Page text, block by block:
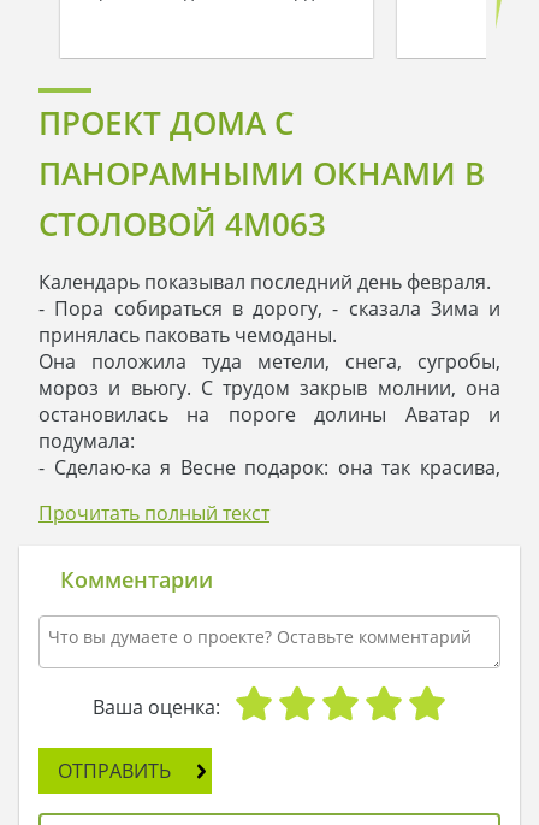
ПРОЕКТ ДОМА С
ПАНОРАМНЫМИ ОКНАМИ В
СТОЛОВОЙ 4M063
Календарь показывал последний день февраля.
- Пора собираться в дорогу, - сказала Зима и
принялась паковать чемоданы.
Она положила туда метели, снега, сугробы,
мороз и вьюгу. С трудом закрыв молнии, она
остановилась на пороге долины Аватар и
подумала:
- Сделаю-ка я Весне подарок: она так красива,
оценить по достоинству мои старания.
появился дом. Он был светел, как снега Зимы, и
уютен, как безветренный день. Зима довольно
оглядела свое творение и покинула долину.
А через неделю пришла Весна, и первым, что
она увидела в привычных краях, оказался дом.
- Ах, какая прелесть! - обрадовалась Весна. –
полью домик дождем, укрою его радугой,
высажу вокруг дома цветы и усажу на ветви
деревьев поющих соловьев. И когда дом увидят
Прочитать полный текст
Комментарии
Ваша оценка:
ОТПРАВИТЬ